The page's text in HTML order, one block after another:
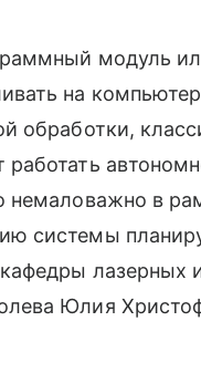
модуль
на
обработки,
немаловажно в
системы
лазерных
Юлия